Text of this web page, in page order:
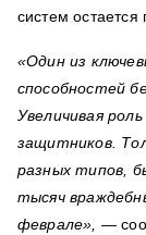
систем
«Один из
способностей
Увеличивая
защитников.
разных типов,
тысяч
феврале», —